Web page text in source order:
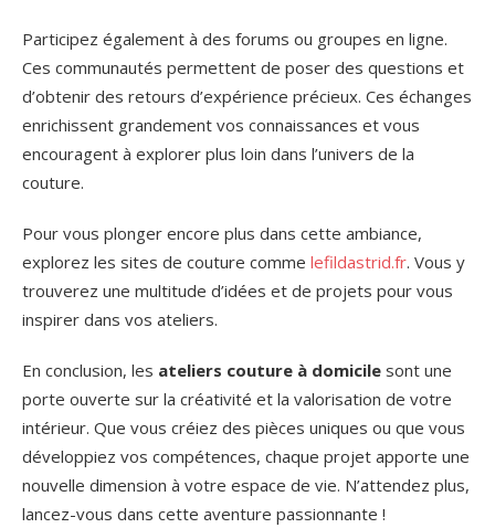
Participez également à des forums ou groupes en ligne.
Ces communautés permettent de poser des questions et
d’obtenir des retours d’expérience précieux. Ces échanges
enrichissent grandement vos connaissances et vous
encouragent à explorer plus loin dans l’univers de la
couture.
Pour vous plonger encore plus dans cette ambiance,
explorez les sites de couture comme lefildastrid.fr. Vous y
trouverez une multitude d’idées et de projets pour vous
inspirer dans vos ateliers.
En conclusion, les ateliers couture à domicile sont une
porte ouverte sur la créativité et la valorisation de votre
intérieur. Que vous créiez des pièces uniques ou que vous
développiez vos compétences, chaque projet apporte une
nouvelle dimension à votre espace de vie. N’attendez plus,
lancez-vous dans cette aventure passionnante !